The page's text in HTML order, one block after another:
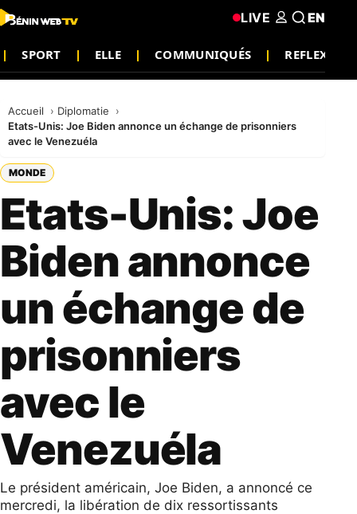
SPORT ELLE COMMUNIQUÉS REFLEXION
LIVE EN
Accueil
Diplomatie
Etats-Unis: Joe Biden annonce un échange de prisonniers
avec le Venezuéla
MONDE
Etats-Unis: Joe
Biden annonce
un échange de
prisonniers
avec le
Venezuéla
Le président américain, Joe Biden, a annoncé ce
mercredi, la libération de dix ressortissants